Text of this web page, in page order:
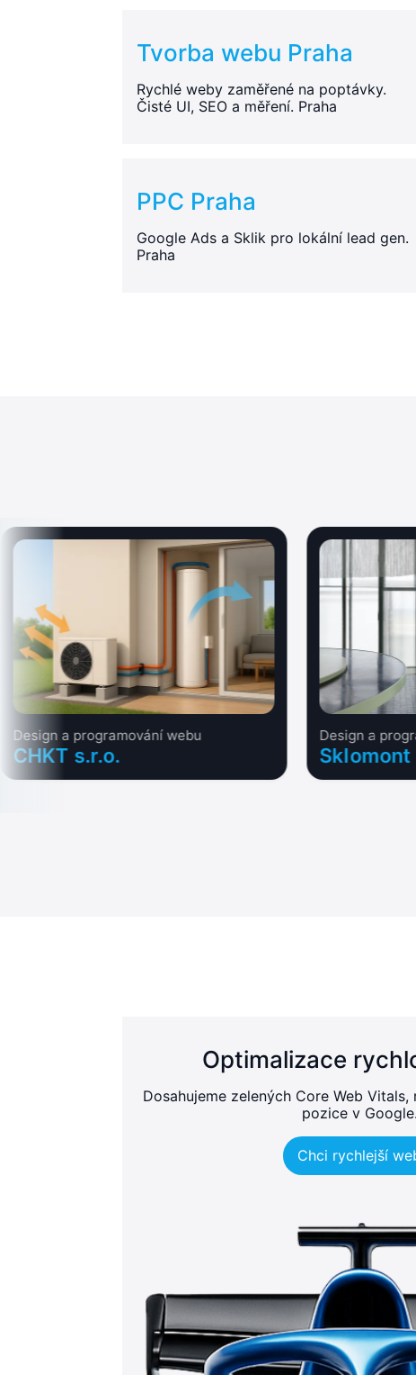
Tvorba webu Praha
Rychlé weby zaměřené na poptávky.
Čisté UI, SEO a měření. Praha
PPC Praha
Google Ads a Sklik pro lokální lead gen.
Praha
Design a programování webu
CHKT s.r.o.
Design a
Sklomont
Optimalizace
Dosahujeme zelených Core Web
pozice v Google.
Chci rychlejší